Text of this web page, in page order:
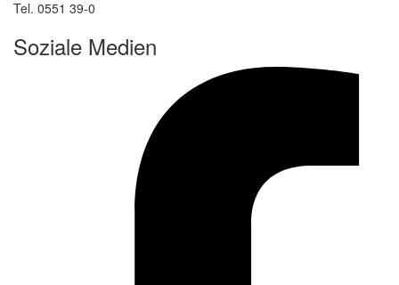
Tel. 0551 39-0
Soziale Medien